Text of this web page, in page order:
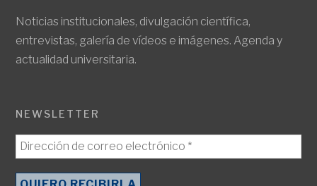
Noticias institucionales, divulgación científica,
entrevistas, galería de vídeos e imágenes. Agenda y
actualidad universitaria.
NEWSLETTER